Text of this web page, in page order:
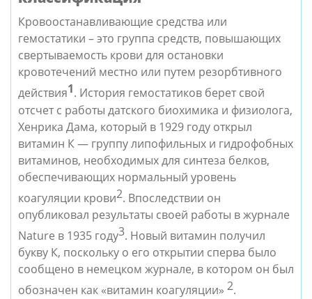
Кровоостанавливающие средства или
гемостатики – это группа средств, повышающих
свертываемость крови для остановки
кровотечений местно или путем резорбтивного
действия1. История гемостатиков берет свой
отсчет с работы датского биохимика и физиолога,
Хенрика Дама, который в 1929 году открыл
витамин К — группу липофильных и гидрофобных
витаминов, необходимых для синтеза белков,
обеспечивающих нормальный уровень
коагуляции крови2. Впоследствии он
опубликовал результаты своей работы в журнале
Nature в 1935 году3. Новый витамин получил
букву К, поскольку о его открытии сперва было
сообщено в немецком журнале, в котором он был
обозначен как «витамин коагуляции» 2.